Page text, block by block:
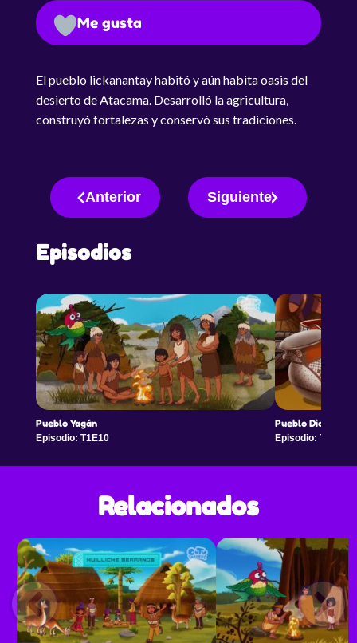
Me gusta
El pueblo lickanantay habitó y aún habita oasis del
desierto de Atacama. Desarrolló la agricultura,
construyó fortalezas y conservó sus tradiciones.
Anterior Siguiente
Episodios
Pueblo Yagán
Episodio: T1E10
Pueblo Diaguita
Episodio: T1E11
Relacionados